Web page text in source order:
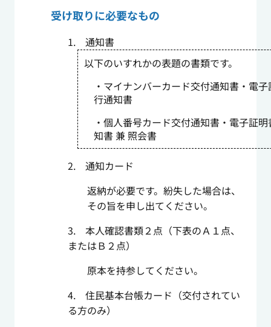
受け取りに必要なもの
1. 通知書
以下のいすれかの表題の書類です。
・マイナンバーカード交付通知書・電
行通知書
・個人番号カード交付通知書・電子証
知書 兼 照会書
2. 通知カード
返納が必要です。紛失した場合は、
その旨を申し出てください。
3. 本人確認書類２点（下表のＡ１点、
またはＢ２点）
原本を持参してください。
4. 住民基本台帳カード（交付されてい
る方のみ）